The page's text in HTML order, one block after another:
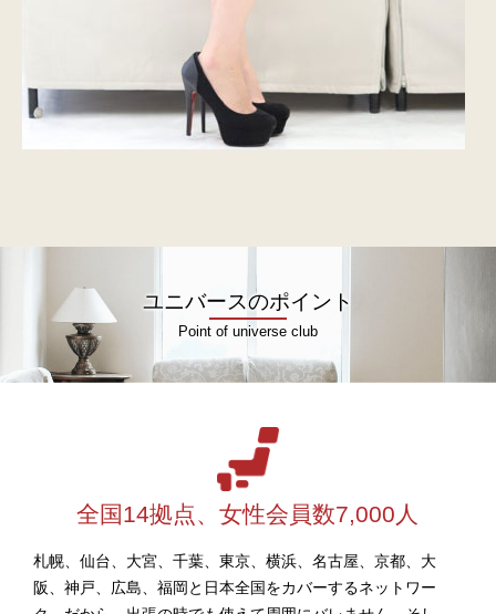
ユニバースのポイント
Point of universe club
全国14拠点、女性会員数7,000人
札幌、仙台、大宮、千葉、東京、横浜、名古屋、京都、大
阪、神戸、広島、福岡と日本全国をカバーするネットワー